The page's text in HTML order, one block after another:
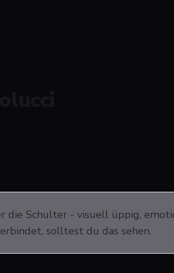
die Schulter - visuell üppig,
solltest du das sehen.